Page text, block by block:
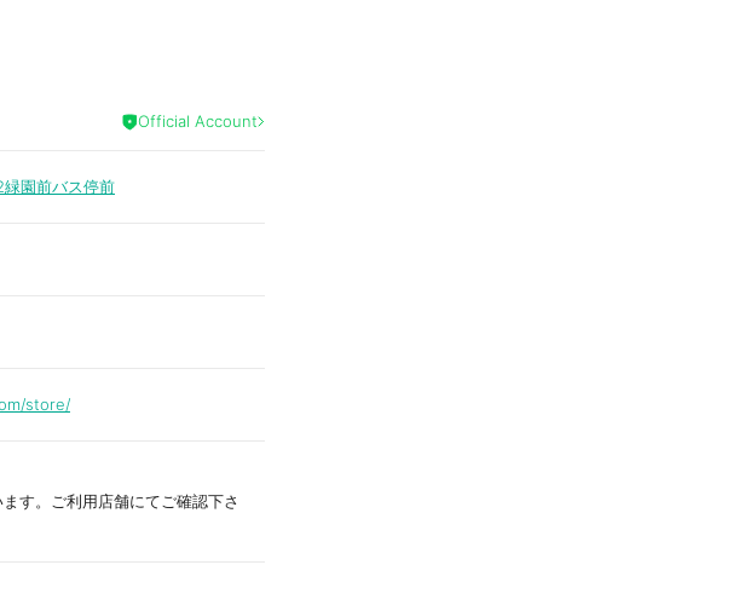
Official Account
園前バス停前
store/
す。ご利用店舗にてご確認下さ